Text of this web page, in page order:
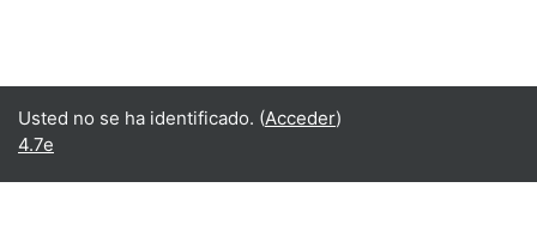
Usted no se ha identificado. (Acceder)
4.7e
Español - Internacional ‎(es)‎